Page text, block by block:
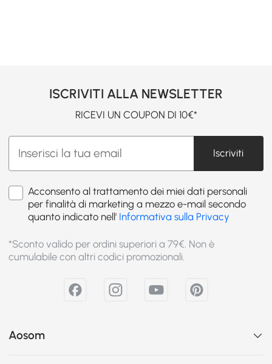
ISCRIVITI ALLA NEWSLETTER
RICEVI UN COUPON DI 10€*
Iscriviti
Acconsento al trattamento dei miei dati personali
per finalità di marketing a mezzo e-mail secondo
quanto indicato nell' Informativa sulla Privacy
*Sconto valido per ordini superiori a 79€. Non è
cumulabile con altri codici promozionali.
Aosom